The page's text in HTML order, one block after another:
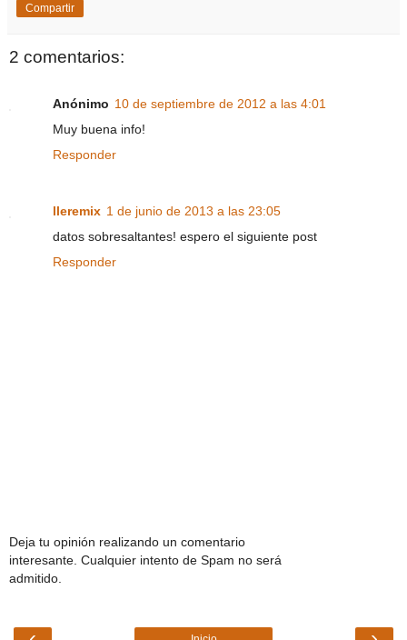
Compartir
2 comentarios:
Anónimo 10 de septiembre de 2012 a las 4:01
Muy buena info!
Responder
lleremix 1 de junio de 2013 a las 23:05
datos sobresaltantes! espero el siguiente post
Responder
Deja tu opinión realizando un comentario
interesante. Cualquier intento de Spam no será
admitido.